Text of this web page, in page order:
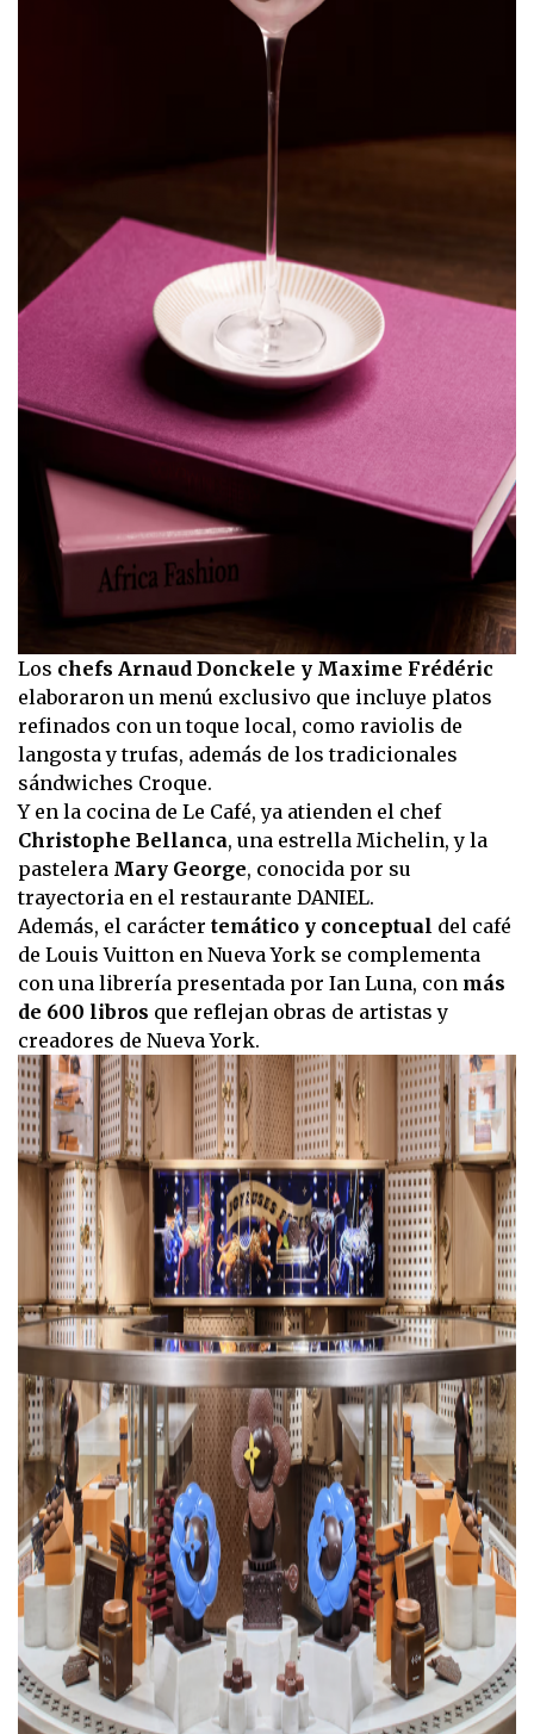
Los chefs Arnaud Donckele y Maxime Frédéric
elaboraron un menú exclusivo que incluye platos
refinados con un toque local, como raviolis de
langosta y trufas, además de los tradicionales
sándwiches Croque.
Y en la cocina de Le Café, ya atienden el chef
Christophe Bellanca, una estrella Michelin, y la
pastelera Mary George, conocida por su
trayectoria en el restaurante DANIEL.
Además, el carácter temático y conceptual del café
de Louis Vuitton en Nueva York se complementa
con una librería presentada por Ian Luna, con más
de 600 libros que reflejan obras de artistas y
creadores de Nueva York.